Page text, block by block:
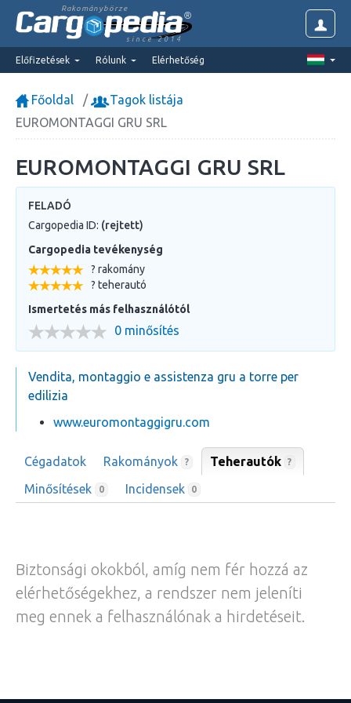
Rakománybörze
since 2014
Előfizetések Rólunk Elérhetőség
Főoldal
Tagok listája
EUROMONTAGGI GRU SRL
EUROMONTAGGI GRU SRL
FELADÓ
Cargopedia ID: (rejtett)
Cargopedia tevékenység
? rakomány
? teherautó
Ismertetés más felhasználótól
0 minősítés
Vendita, montaggio e assistenza gru a torre per
edilizia
www.euromontaggigru.com
Cégadatok Rakományok ? Teherautók ?
Minősítések 0 Incidensek 0
Biztonsági okokból, amíg nem fér hozzá az
elérhetőségekhez, a rendszer nem jeleníti
meg ennek a felhasználónak a hirdetéseit.